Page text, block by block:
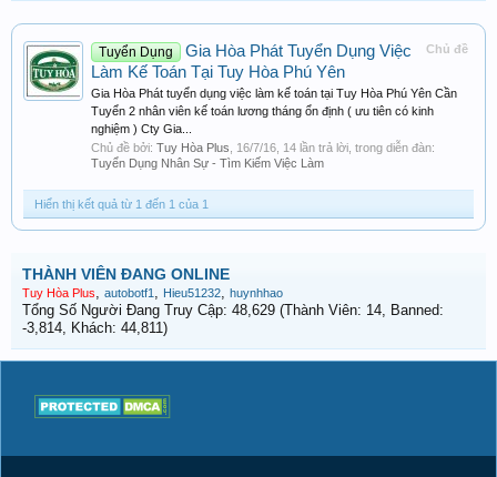
Chủ đề
Tuyển Dụng
Gia Hòa Phát Tuyển Dụng Việc
Làm Kế Toán Tại Tuy Hòa Phú Yên
Gia Hòa Phát tuyển dụng việc làm kế toán tại Tuy Hòa Phú Yên Cần
Tuyển 2 nhân viên kế toán lương tháng ổn định ( ưu tiên có kinh
nghiệm ) Cty Gia...
Chủ đề bởi: Tuy Hòa Plus 16/7/16 , 14 lần trả lời, trong diễn đàn:
Tuyển Dụng Nhân Sự - Tìm Kiếm Việc Làm
Hiển thị kết quả từ 1 đến 1 của 1
THÀNH VIÊN ĐANG ONLINE
Tuy Hòa Plus, autobotf1 , Hieu51232, huynhhao
Tổng Số Người Đang Truy Cập: 48,629 (Thành Viên: 14, Banned:
-3,814, Khách: 44,811)